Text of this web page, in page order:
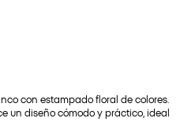
con estampado floral de colores.
un diseño cómodo y práctico, ideal